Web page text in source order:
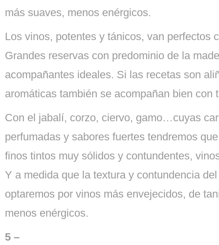
más suaves, menos enérgicos.
Los vinos, potentes y tánicos, van perfectos
Grandes reservas con predominio de la
acompañantes ideales. Si las recetas son
aromáticas también se acompañan bien con
Con el jabalí, corzo, ciervo, gamo…cuyas
perfumadas y sabores fuertes tendremos
finos tintos muy sólidos y contundentes,
Y a medida que la textura y contundencia
optaremos por vinos más envejecidos, de
menos enérgicos.
5 –